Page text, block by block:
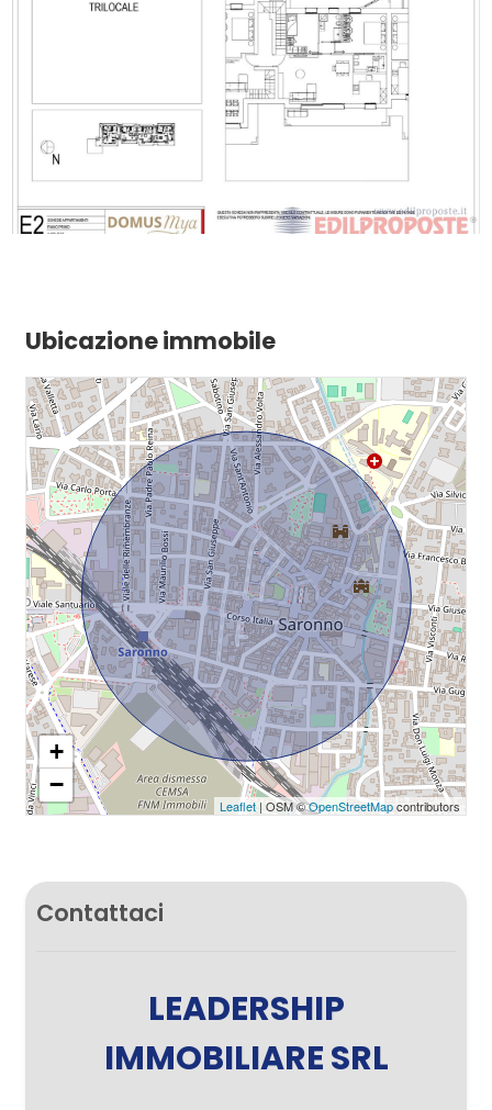
Ubicazione immobile
+
−
Leaflet| OSM ©OpenStreetMapcontributors
Contattaci
LEADERSHIP
IMMOBILIARE SRL